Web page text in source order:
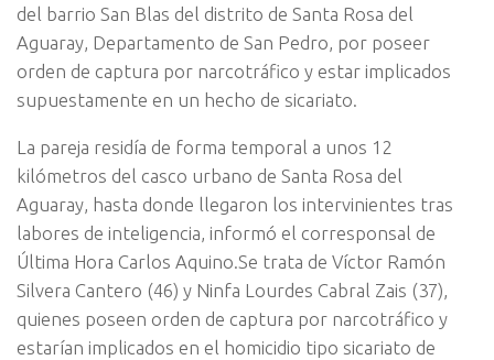
del barrio San Blas del distrito de Santa Rosa del
Aguaray, Departamento de San Pedro, por poseer
orden de captura por narcotráfico y estar implicados
supuestamente en un hecho de sicariato.
La pareja residía de forma temporal a unos 12
kilómetros del casco urbano de Santa Rosa del
Aguaray, hasta donde llegaron los intervinientes tras
labores de inteligencia, informó el corresponsal de
Última Hora Carlos Aquino.Se trata de Víctor Ramón
Silvera Cantero (46) y Ninfa Lourdes Cabral Zais (37),
quienes poseen orden de captura por narcotráfico y
estarían implicados en el homicidio tipo sicariato de